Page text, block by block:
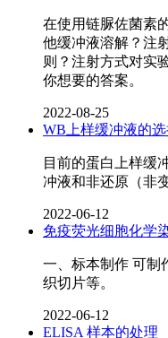
在使用链脲佐菌素
他缓冲液溶解？注
则？注射方式对实
你想要的答案。
2022-08-25
WB上样缓冲液的选
目前的蛋白上样缓
冲液和非还原（非
2022-06-12
免疫荧光细胞化学
一、标本制作 可制
织切片等。
2022-06-12
ELISA 样本的处理